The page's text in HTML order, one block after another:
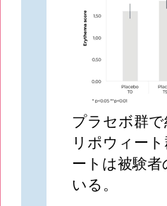
プラセボ群
リポウィー
ートは被験
いる。